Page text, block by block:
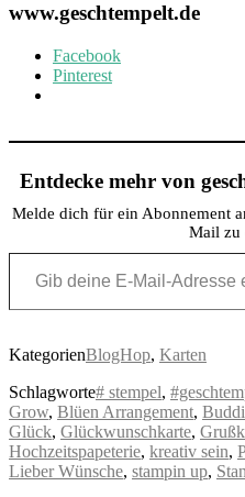
www.geschtempelt.de
Facebook
Pinterest
Entdecke mehr von
Melde dich für ein Abonnement
Mail zu
Gib deine E-Mail-Adresse ein ...
KategorienBlogHop, Karten
Schlagworte# stempel,
Grow, Blüen Arrangement,
Glück, Glückwunschkarte,
Hochzeitspapeterie, kreativ sein,
Lieber Wünsche, stampin up,